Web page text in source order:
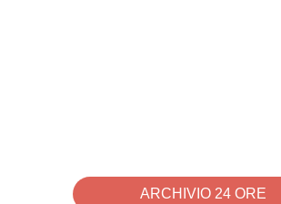
ARCHIVIO 24 ORE